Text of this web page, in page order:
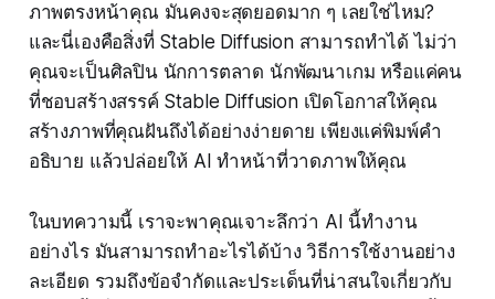
ภาพตรงหน้าคุณ มันคงจะสุดยอดมาก ๆ เลยใช่ไหม?
และนี่เองคือสิ่งที่ Stable Diffusion สามารถทำได้ ไม่ว่า
คุณจะเป็นศิลปิน นักการตลาด นักพัฒนาเกม หรือแค่คน
ที่ชอบสร้างสรรค์ Stable Diffusion เปิดโอกาสให้คุณ
สร้างภาพที่คุณฝันถึงได้อย่างง่ายดาย เพียงแค่พิมพ์คำ
อธิบาย แล้วปล่อยให้ AI ทำหน้าที่วาดภาพให้คุณ
ในบทความนี้ เราจะพาคุณเจาะลึกว่า AI นี้ทำงาน
อย่างไร มันสามารถทำอะไรได้บ้าง วิธีการใช้งานอย่าง
ละเอียด รวมถึงข้อจำกัดและประเด็นที่น่าสนใจเกี่ยวกับ